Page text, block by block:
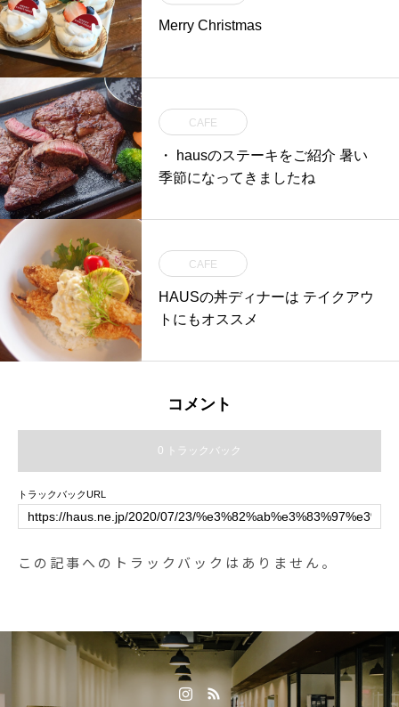
Merry Christmas
CAFE
・ hausのステーキをご紹介 暑い
季節になってきましたね
CAFE
HAUSの丼ディナーは テイクアウ
トにもオススメ
コメント
0 トラックバック
トラックバックURL
この記事へのトラックバックはありません。